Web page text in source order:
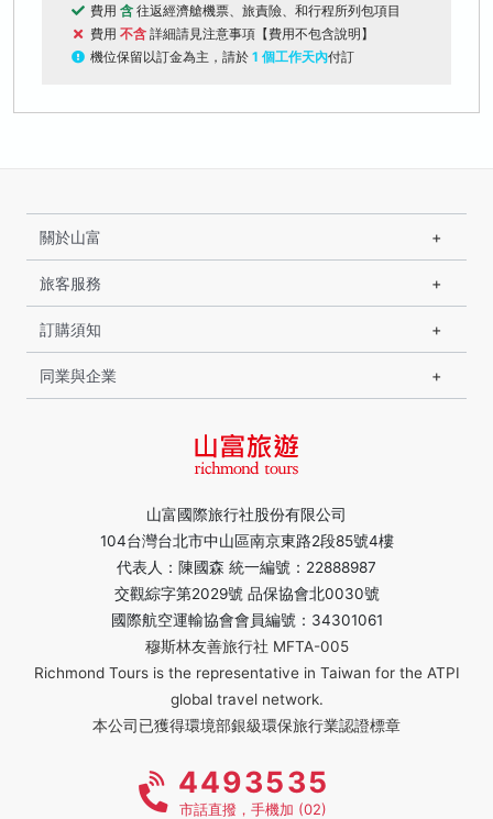
費用 含 往返經濟艙機票、旅責險、和行程所列包項目
費用 不含 詳細請見注意事項【費用不包含說明】
機位保留以訂金為主，請於 1 個工作天內付訂
山富國際旅行社股份有限公司
104台灣台北市中山區南京東路2段85號4樓
代表人：陳國森 統一編號：22888987
交觀綜字第2029號 品保協會北0030號
國際航空運輸協會會員編號：34301061
穆斯林友善旅行社 MFTA-005
Richmond Tours is the representative in Taiwan for the ATPI
global travel network.
本公司已獲得環境部銀級環保旅行業認證標章
關於山富
旅客服務
訂購須知
同業與企業
4493535
市話直撥，手機加 (02)